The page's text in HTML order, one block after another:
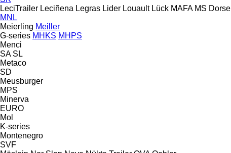
LeciTrailer Leciñena Legras Lider Louault Lück MAFA MS Dorse
MNL
Meierling Meiller
G-series MHKS MHPS
Menci
SA SL
Metaco
SD
Meusburger
MPS
Minerva
EURO
Mol
K-series
Montenegro
SVF